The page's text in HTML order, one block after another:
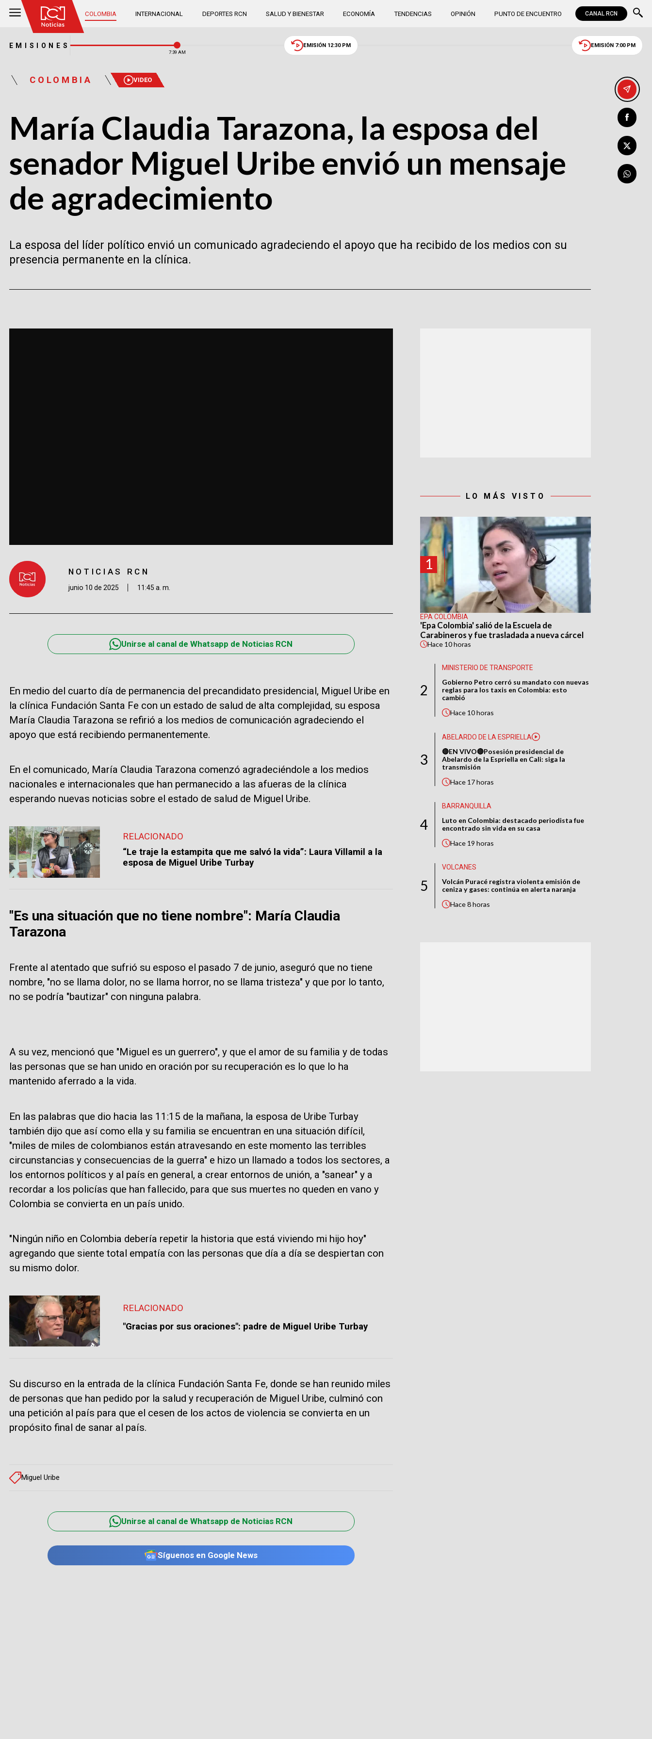
COLOMBIA INTERNACIONAL DEPORTES RCN SALUD Y BIENESTAR ECONOMÍA TENDENCIAS OPINIÓN PUNTO DE ENCUENTRO CANAL RCN
EMISIONES
7:39 AM
EMISIÓN 12:30 PM EMISIÓN 7:00 PM
COLOMBIA VIDEO
María Claudia Tarazona, la esposa del
senador Miguel Uribe envió un mensaje
de agradecimiento
La esposa del líder político envió un comunicado agradeciendo el apoyo que ha recibido de los medios con su
presencia permanente en la clínica.
NOTICIAS RCN
junio 10 de 2025 11:45 a. m.
Unirse al canal de Whatsapp de Noticias RCN
En medio del cuarto día de permanencia del precandidato presidencial, Miguel Uribe en
la clínica Fundación Santa Fe con un estado de salud de alta complejidad, su esposa
María Claudia Tarazona se refirió a los medios de comunicación agradeciendo el
apoyo que está recibiendo permanentemente.
En el comunicado, María Claudia Tarazona comenzó agradeciéndole a los medios
nacionales e internacionales que han permanecido a las afueras de la clínica
esperando nuevas noticias sobre el estado de salud de Miguel Uribe.
RELACIONADO
“Le traje la estampita que me salvó la vida”: Laura Villamil a la
esposa de Miguel Uribe Turbay
"Es una situación que no tiene nombre": María Claudia
Tarazona
Frente al atentado que sufrió su esposo el pasado 7 de junio, aseguró que no tiene
nombre, "no se llama dolor, no se llama horror, no se llama tristeza" y que por lo tanto,
no se podría "bautizar" con ninguna palabra.
A su vez, mencionó que "Miguel es un guerrero", y que el amor de su familia y de todas
las personas que se han unido en oración por su recuperación es lo que lo ha
mantenido aferrado a la vida.
En las palabras que dio hacia las 11:15 de la mañana, la esposa de Uribe Turbay
también dijo que así como ella y su familia se encuentran en una situación difícil,
"miles de miles de colombianos están atravesando en este momento las terribles
circunstancias y consecuencias de la guerra" e hizo un llamado a todos los sectores, a
los entornos políticos y al país en general, a crear entornos de unión, a "sanear" y a
recordar a los policías que han fallecido, para que sus muertes no queden en vano y
Colombia se convierta en un país unido.
"Ningún niño en Colombia debería repetir la historia que está viviendo mi hijo hoy"
agregando que siente total empatía con las personas que día a día se despiertan con
su mismo dolor.
RELACIONADO
"Gracias por sus oraciones": padre de Miguel Uribe Turbay
Su discurso en la entrada de la clínica Fundación Santa Fe, donde se han reunido miles
de personas que han pedido por la salud y recuperación de Miguel Uribe, culminó con
una petición al país para que el cesen de los actos de violencia se convierta en un
propósito final de sanar al país.
Miguel Uribe
Unirse al canal de Whatsapp de Noticias RCN
Síguenos en Google News
LO MÁS VISTO
1
EPA COLOMBIA
'Epa Colombia' salió de la Escuela de
Carabineros y fue trasladada a nueva cárcel
Hace 10 horas
2
MINISTERIO DE TRANSPORTE
Gobierno Petro cerró su mandato con nuevas
reglas para los taxis en Colombia: esto
cambió
Hace 10 horas
3
ABELARDO DE LA ESPRIELLA
🔴EN VIVO🔴Posesión presidencial de
Abelardo de la Espriella en Cali: siga la
transmisión
Hace 17 horas
4
BARRANQUILLA
Luto en Colombia: destacado periodista fue
encontrado sin vida en su casa
Hace 19 horas
5
VOLCANES
Volcán Puracé registra violenta emisión de
ceniza y gases: continúa en alerta naranja
Hace8 horas